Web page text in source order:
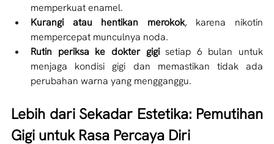
memperkuat enamel.
Kurangi atau hentikan merokok, karena nikotin
mempercepat munculnya noda.
Rutin periksa ke dokter gigi setiap 6 bulan untuk
menjaga kondisi gigi dan memastikan tidak ada
perubahan warna yang mengganggu.
Lebih dari Sekadar Estetika: Pemutihan
Gigi untuk Rasa Percaya Diri